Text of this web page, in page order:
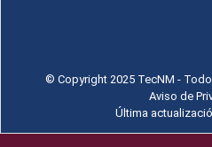
© Copyright 2025 TecNM -
Aviso de
Última